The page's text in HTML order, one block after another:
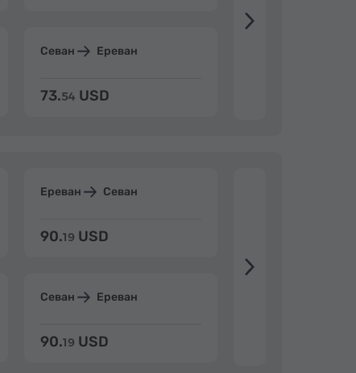
Севан Ереван
73.54 USD
Ереван Севан
90.19 USD
Севан Ереван
90.19 USD